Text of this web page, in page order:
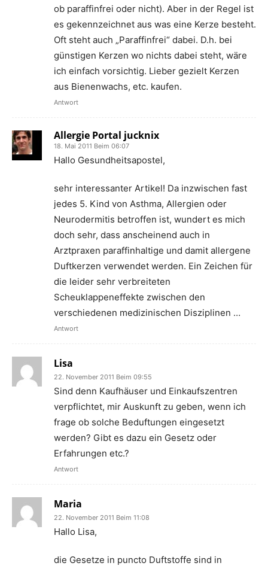
ob paraffinfrei oder nicht). Aber in der Regel ist
es gekennzeichnet aus was eine Kerze besteht.
Oft steht auch „Paraffinfrei“ dabei. D.h. bei
günstigen Kerzen wo nichts dabei steht, wäre
ich einfach vorsichtig. Lieber gezielt Kerzen
aus Bienenwachs, etc. kaufen.
Antwort
Allergie Portal jucknix
18. Mai 2011 Beim 06:07
Hallo Gesundheitsapostel,
sehr interessanter Artikel! Da inzwischen fast
jedes 5. Kind von Asthma, Allergien oder
Neurodermitis betroffen ist, wundert es mich
doch sehr, dass anscheinend auch in
Arztpraxen paraffinhaltige und damit allergene
Duftkerzen verwendet werden. Ein Zeichen für
die leider sehr verbreiteten
Scheuklappeneffekte zwischen den
verschiedenen medizinischen Disziplinen …
Antwort
Lisa
22. November 2011 Beim 09:55
Sind denn Kaufhäuser und Einkaufszentren
verpflichtet, mir Auskunft zu geben, wenn ich
frage ob solche Beduftungen eingesetzt
werden? Gibt es dazu ein Gesetz oder
Erfahrungen etc.?
Antwort
Maria
22. November 2011 Beim 11:08
Hallo Lisa,
die Gesetze in puncto Duftstoffe sind in